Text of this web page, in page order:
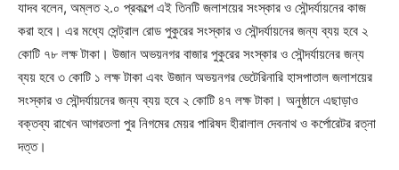
যাদব বলেন, অম্লত ২.০ প্রকল্পে এই তিনটি জলাশয়ের সংস্কার ও সৌন্দর্যায়নের কাজ
করা হবে। এর মধ্যে সেন্ট্রাল রোড পুকুরের সংস্কার ও সৌন্দর্যায়নের জন্য ব্যয় হবে ২
কোটি ৭৮ লক্ষ টাকা। উজান অভয়নগর বাজার পুকুরের সংস্কার ও সৌন্দর্যায়নের জন্য
ব্যয় হবে ৩ কোটি ১ লক্ষ টাকা এবং উজান অভয়নগর ভেটেরিনারি হাসপাতাল জলাশয়ের
সংস্কার ও সৌন্দর্যায়নের জন্য ব্যয় হবে ২ কোটি ৪৭ লক্ষ টাকা। অনুষ্ঠানে এছাড়াও
বক্তব্য রাখেন আগরতলা পুর নিগমের মেয়র পারিষদ হীরালাল দেবনাথ ও কর্পোরেটর রত্না
দত্ত।